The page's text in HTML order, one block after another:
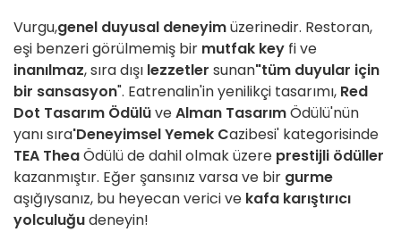
Vurgu,genel duyusal deneyimüzerinedir. Restoran,
eşi benzeri görülmemiş bir mutfak key fi ve
inanılmaz, sıra dışı lezzetler sunan"tüm duyular için
bir sansasyon". Eatrenalin'in yenilikçi tasarımı, Red
Dot Tasarım ÖdülüveAlman TasarımÖdülü'nün
yanı sıra'Deneyimsel Yemek Cazibesi' kategorisinde
TEA TheaÖdülü de dahil olmak üzere prestijli ödüller
kazanmıştır. Eğer şansınız varsa ve bir gurme
aşığıysanız, bu heyecan verici ve kafa karıştırıcı
yolculuğudeneyin!